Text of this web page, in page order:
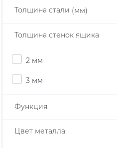
Толщина стали (мм)
Толщина стенок ящика
2 мм
3 мм
Функция
Цвет металла